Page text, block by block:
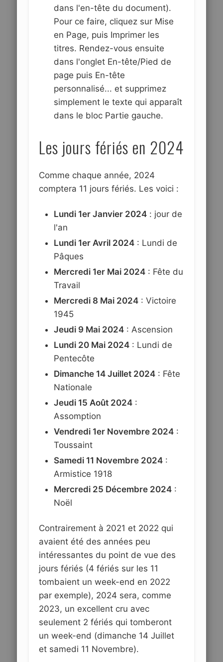
dans l'en-tête du document).
Pour ce faire, cliquez sur Mise
en Page, puis Imprimer les
titres. Rendez-vous ensuite
dans l'onglet En-tête/Pied de
page puis En-tête
personnalisé... et supprimez
simplement le texte qui apparaît
dans le bloc Partie gauche.
Les jours fériés en 2024
Comme chaque année, 2024
comptera 11 jours fériés. Les voici :
Lundi 1er Janvier 2024 : jour de
l'an
Lundi 1er Avril 2024 : Lundi de
Pâques
Mercredi 1er Mai 2024 : Fête du
Travail
Mercredi 8 Mai 2024 : Victoire
1945
Jeudi 9 Mai 2024 : Ascension
Lundi 20 Mai 2024 : Lundi de
Pentecôte
Dimanche 14 Juillet 2024 : Fête
Nationale
Jeudi 15 Août 2024 :
Assomption
Vendredi 1er Novembre 2024 :
Toussaint
Samedi 11 Novembre 2024 :
Armistice 1918
Mercredi 25 Décembre 2024 :
Noël
Contrairement à 2021 et 2022 qui
avaient été des années peu
intéressantes du point de vue des
jours fériés (4 fériés sur les 11
tombaient un week-end en 2022
par exemple), 2024 sera, comme
2023, un excellent cru avec
seulement 2 fériés qui tomberont
un week-end (dimanche 14 Juillet
et samedi 11 Novembre).